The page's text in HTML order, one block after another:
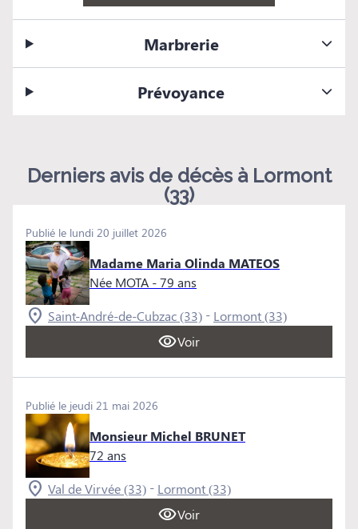
Marbrerie
Prévoyance
Derniers avis de décès à Lormont
(33)
Publié le lundi 20 juillet 2026
Madame Maria Olinda MATEOS
Née MOTA - 79 ans
Saint-André-de-Cubzac (33) - Lormont (33)
Voir
Publié le jeudi 21 mai 2026
Monsieur Michel BRUNET
72 ans
Val de Virvée (33) - Lormont (33)
Voir